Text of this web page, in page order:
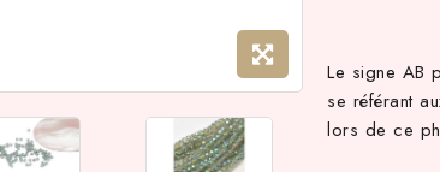
Le signe AB
se référant
lors de ce